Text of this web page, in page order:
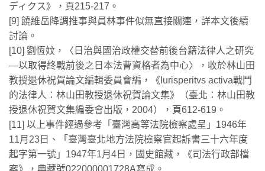
ディクス》，頁215-217。
[9] 饒維岳降調推事與員林事件似無直接關連，詳本文後續
討論。
[10] 劉恆妏，〈日治與國治政權交替前後台籍法律人之研究
—以取得終戰前後之日本法曹資格者為中心〉，收於林山田
教授退休祝賀論文編輯委員會編，《Iurisperitvs activa戰鬥
的法律人：林山田教授退休祝賀論文集》（臺北：林山田教
授退休祝賀文集編委會出版，2004），頁612-619。
[11] 以上事件經過參考「臺灣高等法院檢察處呈」1946年
11月23日、「臺灣臺北地方法院檢察官起訴書三十六年度
起字第一號」1947年1月4日，國史館藏，《司法行政部檔